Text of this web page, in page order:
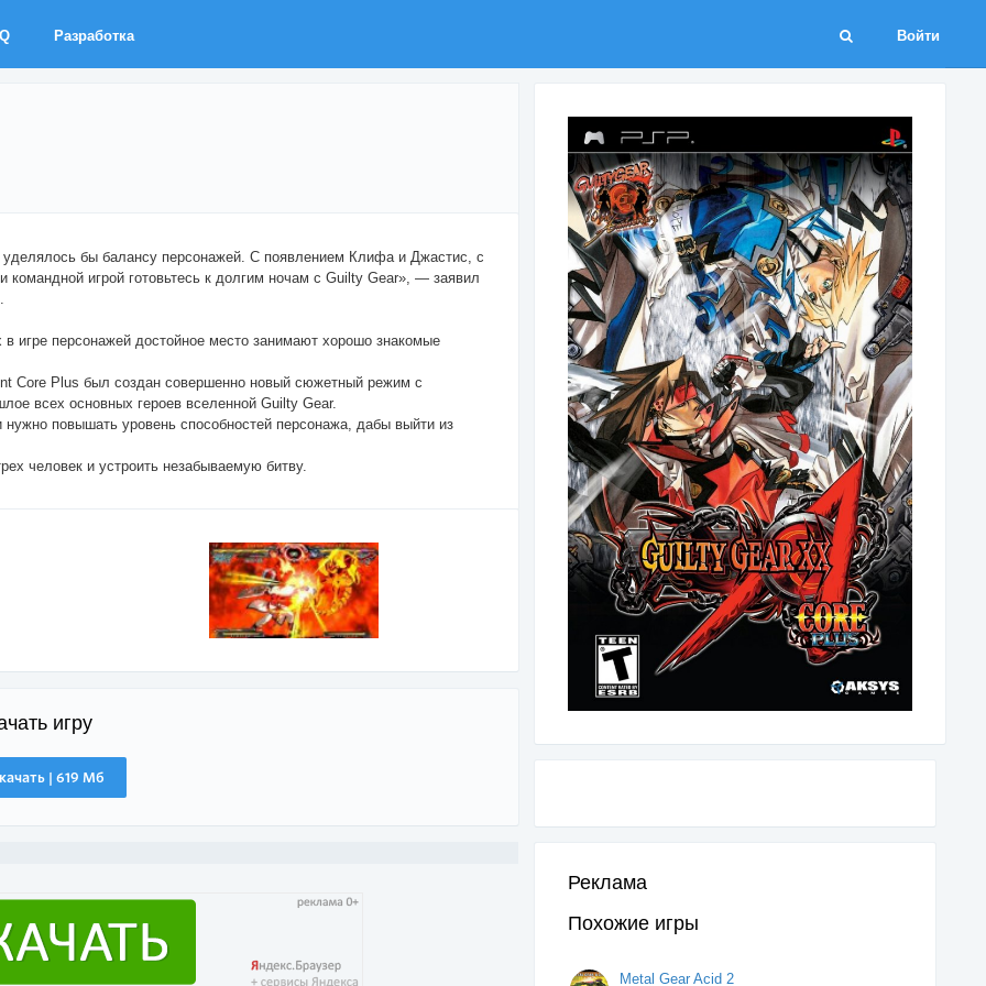
Разработка Войти
бы балансу персонажей. С появлением Клифа и Джастис, с
игрой готовьтесь к долгим ночам с Guilty Gear», — заявил
игре персонажей достойное место занимают хорошо знакомые
Core Plus был создан совершенно новый сюжетный режим с
всех основных героев вселенной Guilty Gear.
повышать уровень способностей персонажа, дабы выйти из
человек и устроить незабываемую битву.
игру
| 619 Мб
Реклама
Похожие игры
Metal Gear Acid 2